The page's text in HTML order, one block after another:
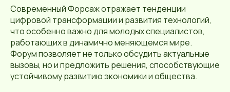
Современный Форсаж отражает тенденции
цифровой трансформации и развития технологий,
что особенно важно для молодых специалистов,
работающих в динамично меняющемся мире.
Форум позволяет не только обсудить актуальные
вызовы, но и предложить решения, способствующие
устойчивому развитию экономики и общества.